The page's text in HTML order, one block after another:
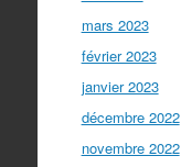
mars 2023
février 2023
janvier 2023
décembre 2022
novembre 2022